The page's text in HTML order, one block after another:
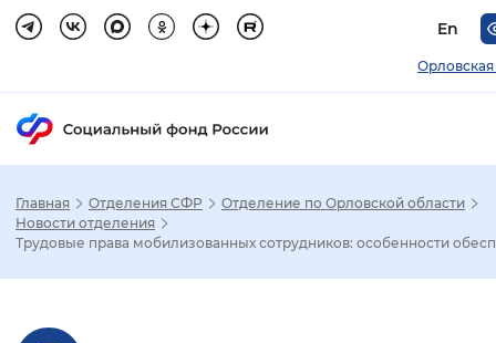
En
Орловская
Настройка режима отображения
Главная Отделения СФР
Отделение по Орловской области
Новости отделения
Трудовые права мобилизованных сотрудников: особенности